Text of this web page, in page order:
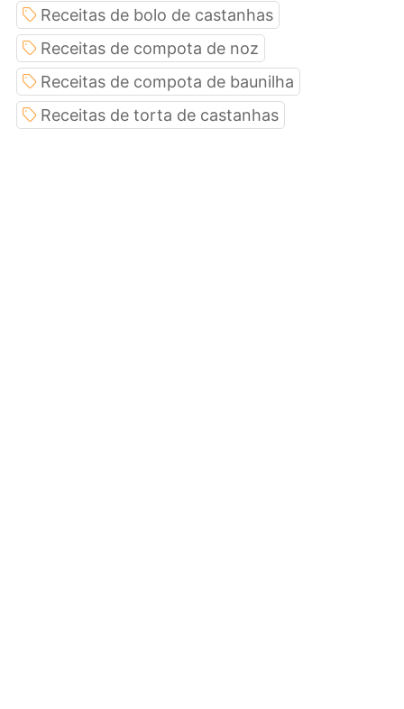
Receitas de bolo de castanhas
Receitas de compota de noz
Receitas de compota de baunilha
Receitas de torta de castanhas